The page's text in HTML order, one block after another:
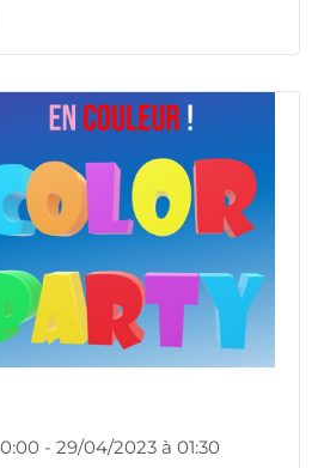
- 29/04/2023 à 01:30